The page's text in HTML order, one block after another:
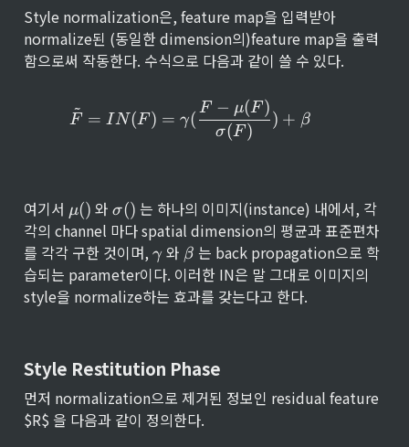
Style normalization은, feature map을 입력받아
normalize된 (동일한 dimension의)feature map을 출력
함으로써 작동한다. 수식으로 다음과 같이 쓸 수 있다.
\tilde{F} = IN(F) =
F
~
= IN(F) = γ(
σ(F)
F − μ(F )
) + β
여기서 \
m
u
{
()
}
μ() 와 \
si
g
m
a
{
σ() 는 하나의 이미지(instance) 내에서, 각
각의 channel 마다 spatial dimension의 평균과 표준편차
를 각각 구한 것이며, \
g
a
m
γ 와 \
b
e
t
β 는 back propagation으로 학
습되는 parameter이다. 이러한 IN은 말 그대로 이미지의
style을 normalize하는 효과를 갖는다고 한다.
Style Restitution Phase
먼저 normalization으로 제거된 정보인 residual feature
$R$ 을 다음과 같이 정의한다.